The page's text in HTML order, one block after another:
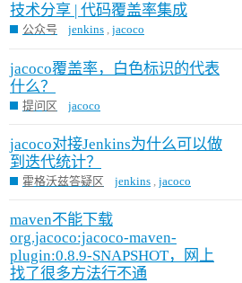
技术分享 | 代码覆盖率集成
公众号 jenkins ,jacoco
jacoco覆盖率，白色标识的代表
什么？
提问区 jacoco
jacoco对接Jenkins为什么可以做
到迭代统计？
霍格沃兹答疑区 jenkins ,jacoco
maven不能下载
org.jacoco:jacoco-maven-
plugin:0.8.9-SNAPSHOT，网上
找了很多方法行不通